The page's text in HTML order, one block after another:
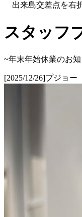
出来島交差点を右
スタッフ
~年末年始休業のお
[2025/12/26]プジョー